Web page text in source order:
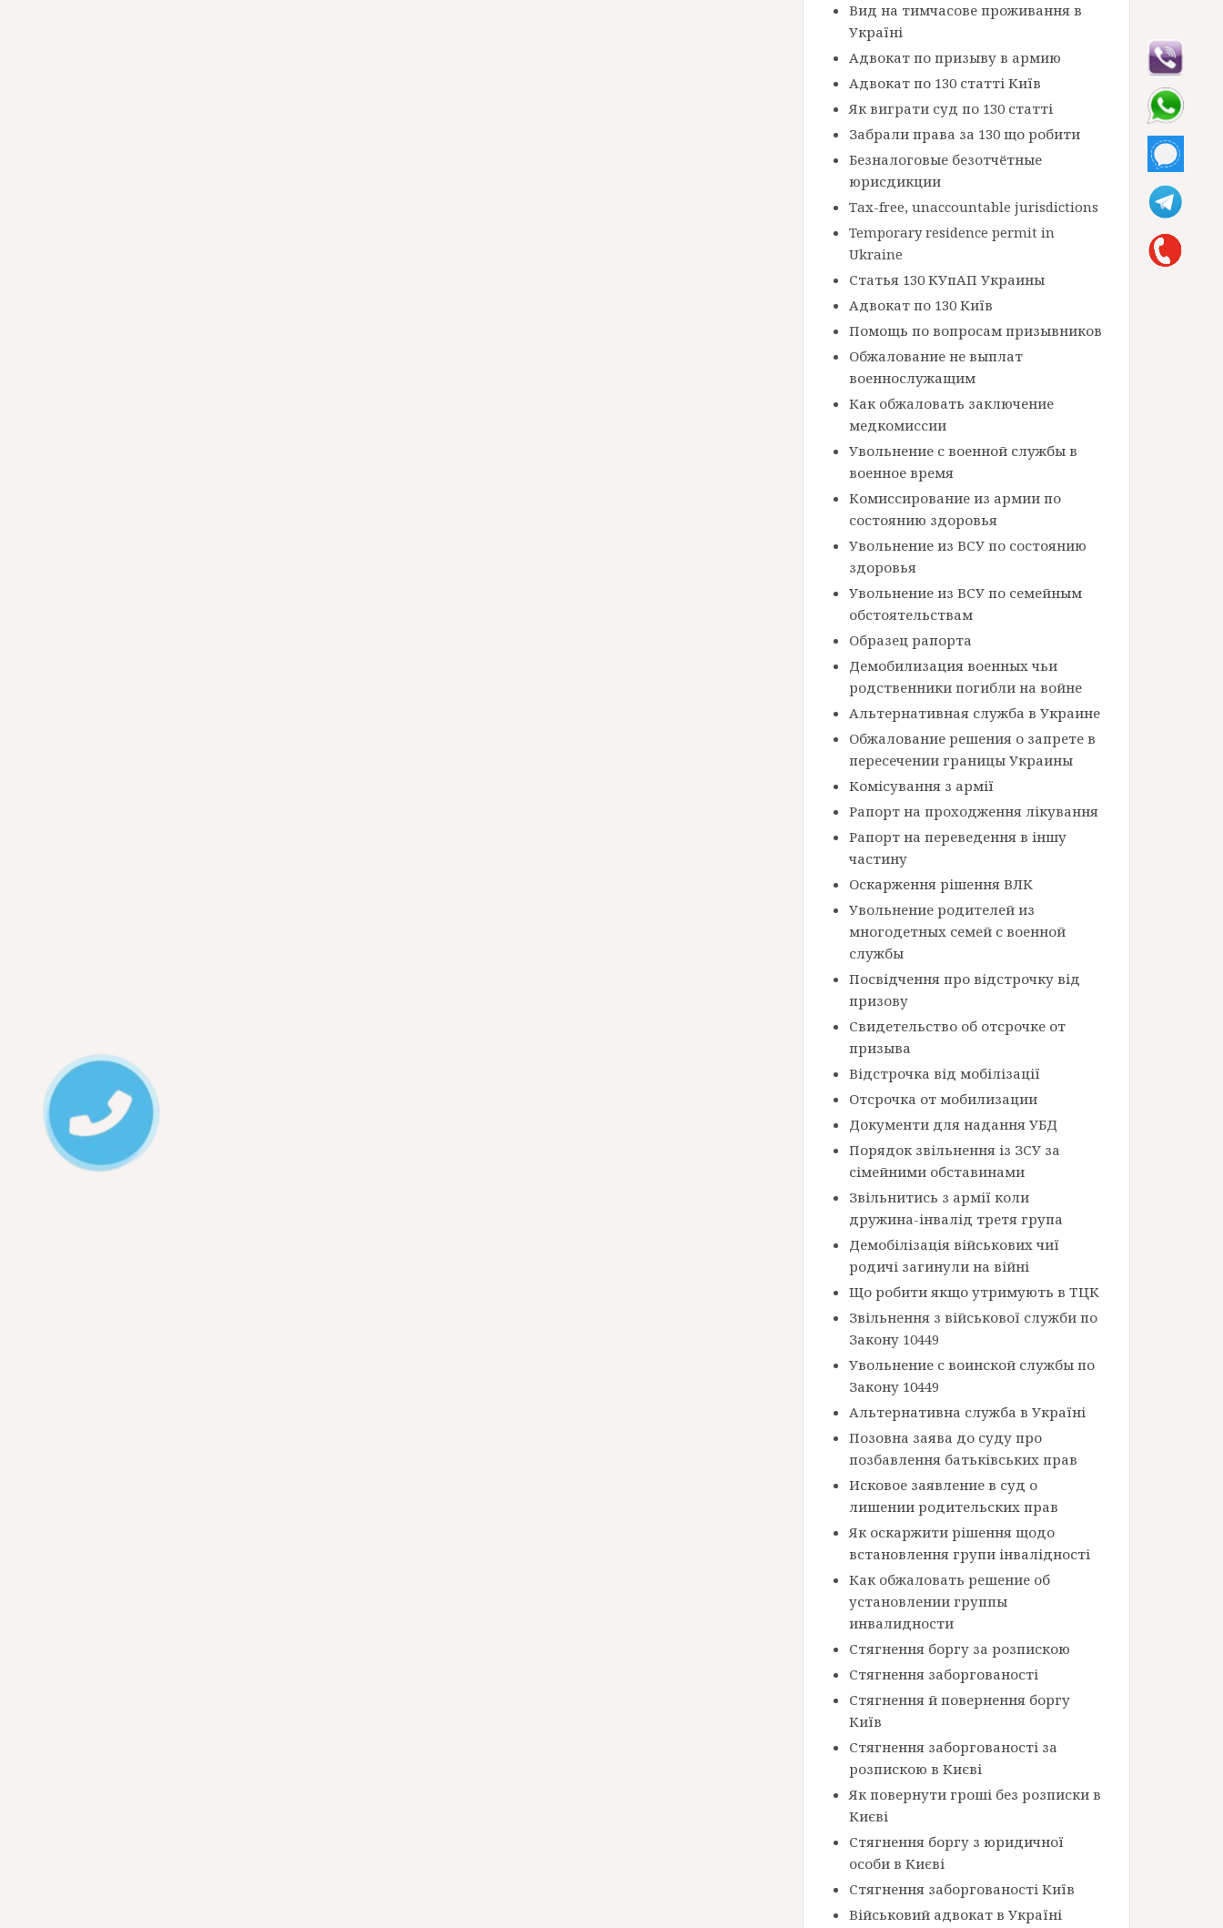
Вид на тимчасове проживання в
Україні
Адвокат по призыву в армию
Адвокат по 130 статті Київ
Як виграти суд по 130 статті
Забрали права за 130 що робити
Безналоговые безотчётные
юрисдикции
Tax-free, unaccountable jurisdictions
Temporary residence permit in
Ukraine
Статья 130 КУпАП Украины
Адвокат по 130 Київ
Помощь по вопросам призывников
Обжалование не выплат
военнослужащим
Как обжаловать заключение
медкомиссии
Увольнение с военной службы в
военное время
Комиссирование из армии по
состоянию здоровья
Увольнение из ВСУ по состоянию
здоровья
Увольнение из ВСУ по семейным
обстоятельствам
Образец рапорта
Демобилизация военных чьи
родственники погибли на войне
Альтернативная служба в Украине
Обжалование решения о запрете в
пересечении границы Украины
Комісування з армії
Рапорт на проходження лікування
Рапорт на переведення в іншу
частину
Оскарження рішення ВЛК
Увольнение родителей из
многодетных семей с военной
службы
Посвідчення про відстрочку від
призову
Свидетельство об отсрочке от
призыва
Відстрочка від мобілізації
Отсрочка от мобилизации
Документи для надання УБД
Порядок звільнення із ЗСУ за
сімейними обставинами
Звільнитись з армії коли
дружина-інвалід третя група
Демобілізація військових чиї
родичі загинули на війні
Що робити якщо утримують в ТЦК
Звільнення з військової служби по
Закону 10449
Увольнение с воинской службы по
Закону 10449
Альтернативна служба в Україні
Позовна заява до суду про
позбавлення батьківських прав
Исковое заявление в суд о
лишении родительских прав
Як оскаржити рішення щодо
встановлення групи інвалідності
Как обжаловать решение об
установлении группы
инвалидности
Стягнення боргу за розпискою
Стягнення заборгованості
Стягнення й повернення боргу
Київ
Стягнення заборгованості за
розпискою в Києві
Як повернути гроші без розписки в
Києві
Стягнення боргу з юридичної
особи в Києві
Стягнення заборгованості Київ
Військовий адвокат в Україні